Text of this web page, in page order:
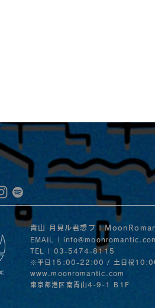
2025.05.03 |昼）【観覧】Irish
青山 月見ル君想フ |
EMAIL |
TEL | 03-5474-8115
※平日15:00-22:00 / 土日祝
www.moonromantic.com
​東京都港区南青山4-9-1 B1F